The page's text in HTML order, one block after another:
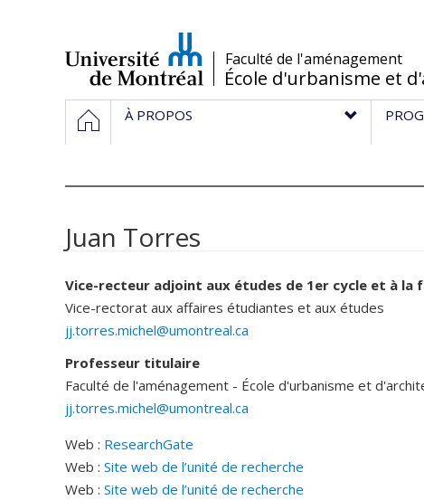
/Faculté de l'aménagement
École d'urbanisme et
Navigation
principale
HOMEÀ PROPOS
Juan Torres
Vice-recteur adjoint aux études de 1er cycle et à la
Vice-rectorat aux affaires étudiantes et aux études
jj.torres.michel@umontreal.ca
Professeur titulaire
Faculté de l'aménagement - École d'urbanisme et
jj.torres.michel@umontreal.ca
Web : ResearchGate
Web : Site web de l’unité de recherche
Web : Site web de l’unité de recherche